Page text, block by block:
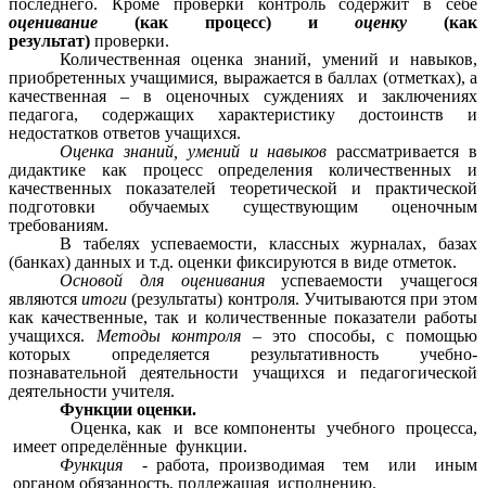
последнего. Кроме проверки контроль содержит в себе
оценивание (как процесс) и оценку (как
результат) проверки.
Количественная оценка знаний, умений и навыков,
приобретенных учащимися, выражается в баллах (отметках), а
качественная – в оценочных суждениях и заключениях
педагога, содержащих характеристику достоинств и
недостатков ответов учащихся.
Оценка знаний, умений и навыков рассматривается в
дидактике как процесс определения количественных и
качественных показателей теоретической и практической
подготовки обучаемых существующим оценочным
требованиям.
В табелях успеваемости, классных журналах, базах
(банках) данных и т.д. оценки фиксируются в виде отметок.
Основой для оцениванияуспеваемости учащегося
являютсяитоги(результаты) контроля. Учитываются при этом
как качественные, так и количественные показатели работы
учащихся. Методы контроля – это способы, с помощью
которых определяется результативность учебно-
познавательной деятельности учащихся и педагогической
деятельности учителя.
Функции оценки.
Оценка, как и все компоненты учебного процесса,
имеет определённые функции.
Функция - работа, производимая тем или иным
органом обязанность, подлежащая исполнению.